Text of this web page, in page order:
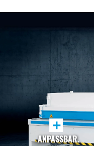
+
ANPASSBAR.